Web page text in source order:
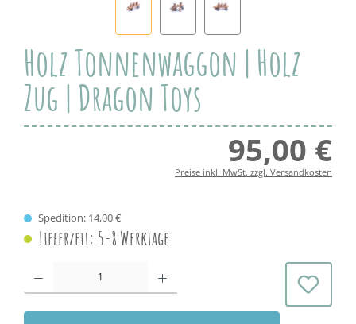
Holz Tonnenwaggon | Holz
Zug | Dragon Toys
95,00 €
Preise inkl. MwSt. zzgl. Versandkosten
Spedition: 14,00 €
Lieferzeit: 5-8 Werktage
Produkt Anzahl: Gib den gewünschten Wert ein oder benutze die